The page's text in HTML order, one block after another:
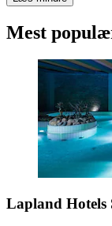
Mest
Lapland Hotels